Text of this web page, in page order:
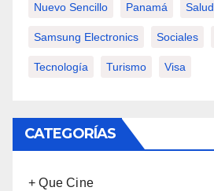
Nuevo Sencillo Panamá Salud
Samsung Electronics Sociales
Tecnología Turismo Visa
CATEGORÍAS
+ Que Cine